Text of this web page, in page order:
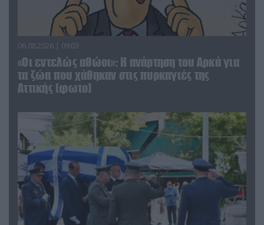
06.08.2026 | 09:03
«Οι εντελώς αθώοι»: Η ανάρτηση του Αρκά για
τα ζώα που χάθηκαν στις πυρκαγιές της
Αττικής (φωτο)